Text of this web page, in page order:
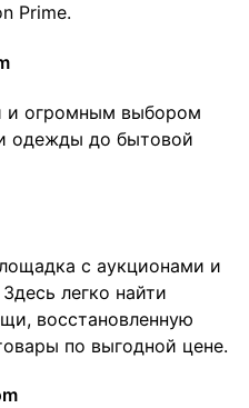
Prime.
и огромным выбором
одежды до бытовой
с аукционами и
легко найти
восстановленную
по выгодной цене.